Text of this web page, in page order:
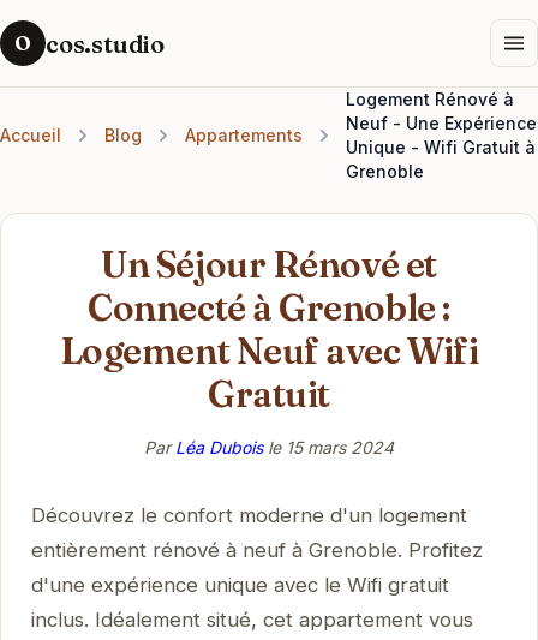
O cos.studio
Accueil Blog Appartements
Logement Rénové à
Neuf - Une Expérience
Unique - Wifi Gratuit à
Grenoble
Un Séjour Rénové et
Connecté à Grenoble :
Logement Neuf avec Wifi
Gratuit
ParLéa Duboisle 15 mars 2024
Découvrez le confort moderne d'un logement
entièrement rénové à neuf à Grenoble. Profitez
d'une expérience unique avec le Wifi gratuit
inclus. Idéalement situé, cet appartement vous